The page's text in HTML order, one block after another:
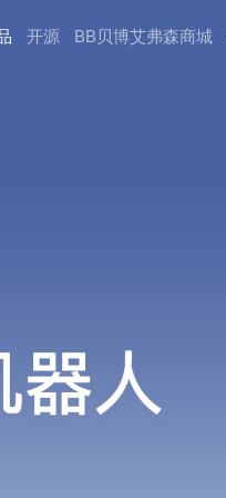
开源 BB贝博艾弗森商城